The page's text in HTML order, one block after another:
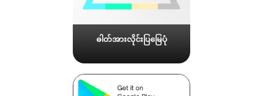
ဓါတ်အားလိုင်းပြမြေပုံ